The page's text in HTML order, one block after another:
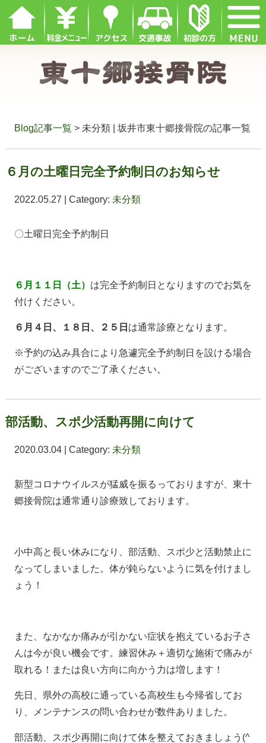
Blog記事一覧 > 未分類 | 坂井市東十郷接骨院の記事一覧
６月の土曜日完全予約制日のお知らせ
2022.05.27 | Category: 未分類
〇土曜日完全予約制日
６月１１日（土） は完全予約制日となりますのでお気を
付けください。
６月４日、１８日、２５日 は通常診療となります。
※予約の込み具合により急遽完全予約制日を設ける場合
がございますのでご了承ください。
部活動、スポ少活動再開に向けて
2020.03.04 | Category: 未分類
新型コロナウイルスが猛威を振るっておりますが、東十
郷接骨院は通常通り診療致しております。
小中高と長い休みになり、部活動、スポ少と活動禁止に
なってしまいました。体が鈍らないように気を付けまし
ょう！
また、なかなか痛みが引かない症状を抱えているお子さ
んは今が良い機会です。練習休み＋適切な施術で痛みが
取れる！または良い方向に向かう力は増します！
先日、県外の高校に通っている高校生も今帰省してお
り、メンテナンスの問い合わせが数件ありました。
部活動、スポ少再開に向けて体を整えておきましょう(^